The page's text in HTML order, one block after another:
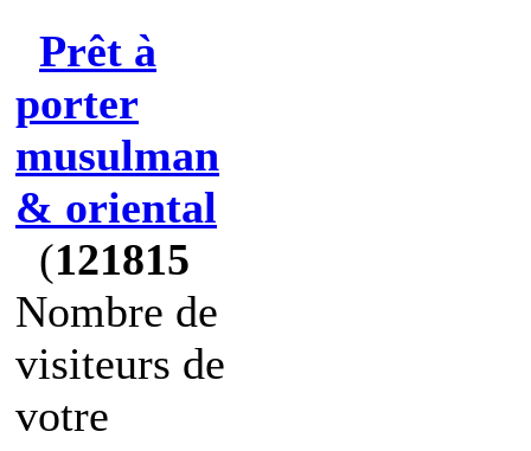
Prêt à
porter
musulman
& oriental
(121815
Nombre de
visiteurs de
votre